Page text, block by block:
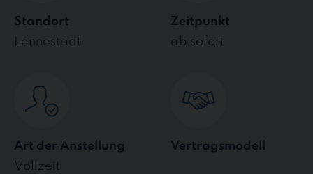
Standort
Lennestadt
Zeitpunkt
ab sofort
Art der Anstellung
Vollzeit
Vertragsmodell